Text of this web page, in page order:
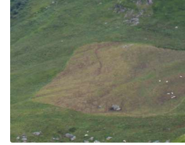
Skip to main content